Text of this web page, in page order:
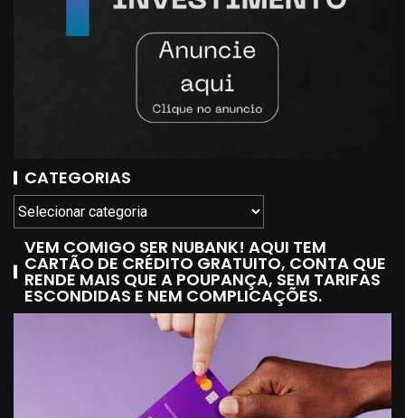
CATEGORIAS
VEM COMIGO SER NUBANK! AQUI TEM
CARTÃO DE CRÉDITO GRATUITO, CONTA QUE
RENDE MAIS QUE A POUPANÇA, SEM TARIFAS
ESCONDIDAS E NEM COMPLICAÇÕES.